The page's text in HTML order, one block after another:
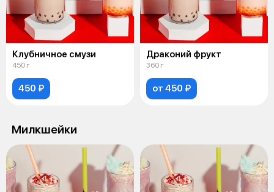
Клубничное смузи
450 г
450 ₽
Драконий фрукт
360 г
от 450 ₽
Милкшейки